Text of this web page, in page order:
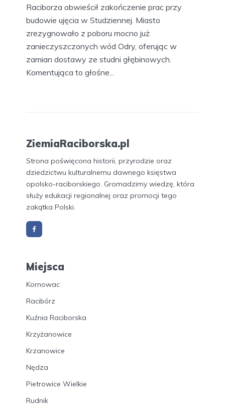
Raciborza obwieścił zakończenie prac przy
budowie ujęcia w Studziennej. Miasto
zrezygnowało z poboru mocno już
zanieczyszczonych wód Odry, oferując w
zamian dostawy ze studni głębinowych.
Komentująca to głośne...
ZiemiaRaciborska.pl
Strona poświęcona historii, przyrodzie oraz
dziedzictwu kulturalnemu dawnego księstwa
opolsko-raciborskiego. Gromadzimy wiedzę, która
służy edukacji regionalnej oraz promocji tego
zakątka Polski.
Miejsca
Kornowac
Racibórz
Kuźnia Raciborska
Krzyżanowice
Krzanowice
Nędza
Pietrowice Wielkie
Rudnik